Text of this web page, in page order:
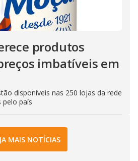
produtos
imbatíveis em
disponíveis nas 250 lojas da rede
pelo país
MAIS NOTÍCIAS